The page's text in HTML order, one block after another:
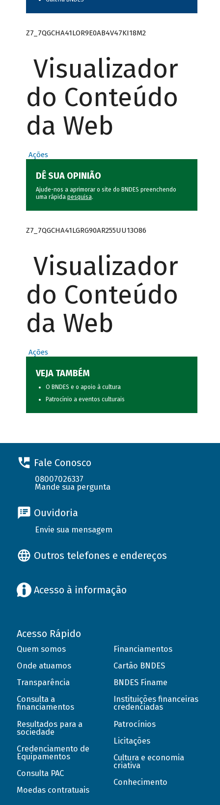
Z7_7QGCHA41LOR9E0AB4V47KI18M2
Visualizador
do Conteúdo
da Web
Ações
DÊ SUA OPINIÃO
Ajude-nos a aprimorar o site do BNDES preenchendo
uma rápida pesquisa.
Z7_7QGCHA41LGRG90AR255UU13O86
Visualizador
do Conteúdo
da Web
Ações
VEJA TAMBÉM
O BNDES e o apoio à cultura
Patrocínio a eventos culturais
Fale Conosco
08007026337
Mande sua pergunta
Ouvidoria
Envie sua mensagem
Outros telefones e endereços
Acesso à informação
Acesso Rápido
Quem somos
Onde atuamos
Transparência
Consulta a
financiamentos
Resultados para a
sociedade
Credenciamento de
Equipamentos
Consulta PAC
Moedas contratuais
Financiamentos
Cartão BNDES
BNDES Finame
Instituições financeiras
credenciadas
Patrocínios
Licitações
Cultura e economia
criativa
Conhecimento